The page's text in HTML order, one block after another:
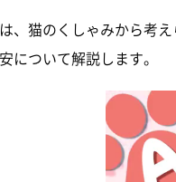
、猫のくしゃみから考
について解説します。